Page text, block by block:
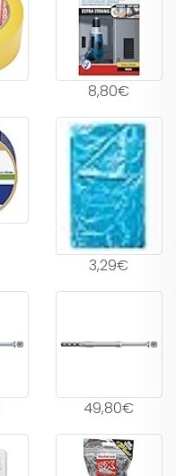
8,80€
3,29€
49,80€